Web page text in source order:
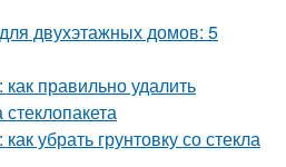
двухэтажных домов: 5
правильно удалить
стеклопакета
убрать грунтовку со стекла